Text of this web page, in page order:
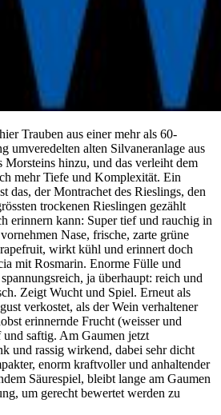
Trauben aus einer mehr als 60-
umveredelten alten Silvaneranlage aus
Morsteins hinzu, und das verleiht dem
mehr Tiefe und Komplexität. Ein
das, der Montrachet des Rieslings, den
trockenen Rieslingen gezählt
erinnern kann: Super tief und rauchig in
Nase, frische, zarte grüne
wirkt kühl und erinnert doch
mit Rosmarin. Enorme Fülle und
ja überhaupt: reich und
Zeigt Wucht und Spiel. Erneut als
verkostet, als der Wein verhaltener
erinnernde Frucht (weisser und
saftig. Am Gaumen jetzt
und rassig wirkend, dabei sehr dicht
enorm kraftvoller und anhaltender
Säurespiel, bleibt lange am Gaumen
um gerecht bewertet werden zu